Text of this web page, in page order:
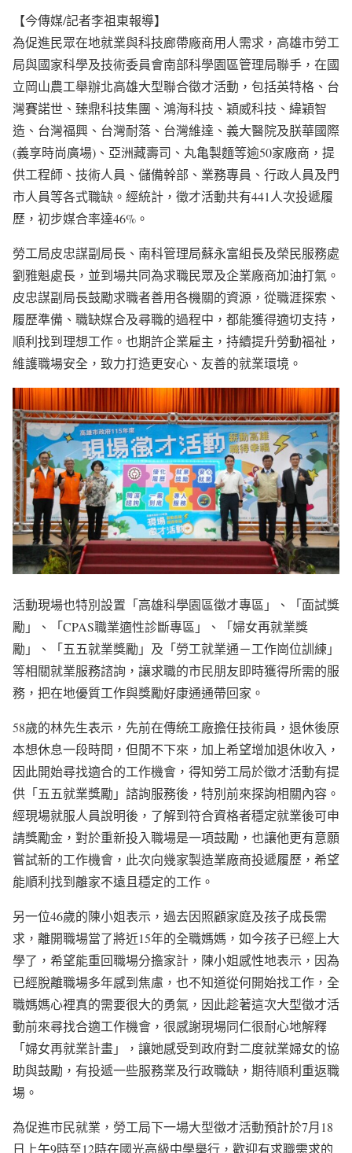
【今傳媒/記者李祖東報導】
為促進民眾在地就業與科技廊帶廠商用人需求，高雄市勞工
局與國家科學及技術委員會南部科學園區管理局聯手，在國
立岡山農工舉辦北高雄大型聯合徵才活動，包括英特格、台
灣賽諾世、臻鼎科技集團、鴻海科技、穎威科技、緯穎智
造、台灣福興、台灣耐落、台灣維達、義大醫院及朕華國際
(義享時尚廣場)、亞洲藏壽司、丸亀製麵等逾50家廠商，提
供工程師、技術人員、儲備幹部、業務專員、行政人員及門
市人員等各式職缺。經統計，徵才活動共有441人次投遞履
歷，初步媒合率達46%。
勞工局皮忠謀副局長、南科管理局蘇永富組長及榮民服務處
劉雅魁處長，並到場共同為求職民眾及企業廠商加油打氣。
皮忠謀副局長鼓勵求職者善用各機關的資源，從職涯探索、
履歷準備、職缺媒合及尋職的過程中，都能獲得適切支持，
順利找到理想工作。也期許企業雇主，持續提升勞動福祉，
維護職場安全，致力打造更安心、友善的就業環境。
活動現場也特別設置「高雄科學園區徵才專區」、「面試獎
勵」、「CPAS職業適性診斷專區」、「婦女再就業獎
勵」、「五五就業獎勵」及「勞工就業通－工作崗位訓練」
等相關就業服務諮詢，讓求職的市民朋友即時獲得所需的服
務，把在地優質工作與獎勵好康通通帶回家。
58歲的林先生表示，先前在傳統工廠擔任技術員，退休後原
本想休息一段時間，但閒不下來，加上希望增加退休收入，
因此開始尋找適合的工作機會，得知勞工局於徵才活動有提
供「五五就業獎勵」諮詢服務後，特別前來探詢相關內容。
經現場就服人員說明後，了解到符合資格者穩定就業後可申
請獎勵金，對於重新投入職場是一項鼓勵，也讓他更有意願
嘗試新的工作機會，此次向幾家製造業廠商投遞履歷，希望
能順利找到離家不遠且穩定的工作。
另一位46歲的陳小姐表示，過去因照顧家庭及孩子成長需
求，離開職場當了將近15年的全職媽媽，如今孩子已經上大
學了，希望能重回職場分擔家計，陳小姐感性地表示，因為
已經脫離職場多年感到焦慮，也不知道從何開始找工作，全
職媽媽心裡真的需要很大的勇氣，因此趁著這次大型徵才活
動前來尋找合適工作機會，很感謝現場同仁很耐心地解釋
「婦女再就業計畫」，讓她感受到政府對二度就業婦女的協
助與鼓勵，有投遞一些服務業及行政職缺，期待順利重返職
場。
為促進市民就業，勞工局下一場大型徵才活動預計於7月18
日上午9時至12時在國光高級中學舉行，歡迎有求職需求的